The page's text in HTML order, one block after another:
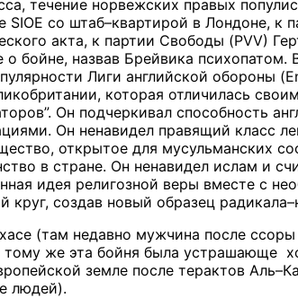
течение норвежских правых
SIOE со штаб–квартирой в Лондоне,
акта, к партии Свободы (PVV)
о бойне, назвав Брейвика
Лиги английской обороны
которая отличилась
Он подчеркивал способность
Он ненавидел правящий класс
открытое для мусульманских
в стране. Он ненавидел ислам и
идея религозной веры вместе с
круг, создав новый образец
(там недавно мужчина после
же эта бойня была устрашающе
земле после терактов
людей).